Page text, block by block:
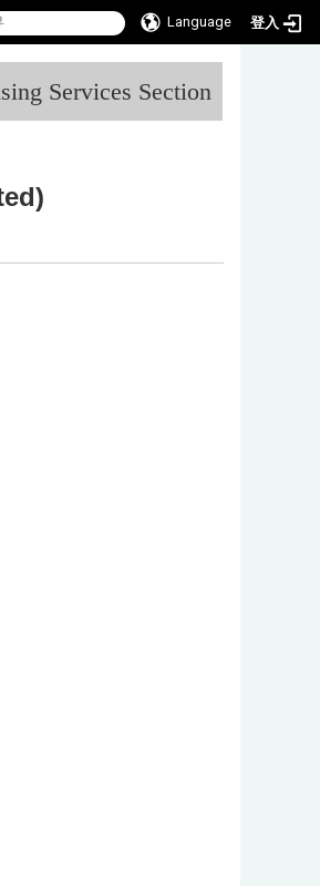
Language 登入
Services Section